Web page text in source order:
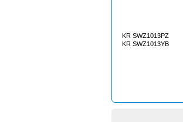
KR SWZ1013PZ
KR SWZ1013YB